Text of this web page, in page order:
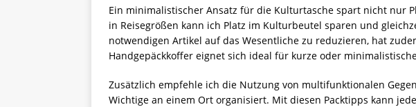
Ein minimalistischer Ansatz für die Kulturtasche spart nicht nur
in Reisegrößen kann ich Platz im Kulturbeutel sparen und
notwendigen Artikel auf das Wesentliche zu reduzieren, hat
Handgepäckkoffer eignet sich ideal für kurze oder
Zusätzlich empfehle ich die Nutzung von multifunktionalen
Wichtige an einem Ort organisiert. Mit diesen Packtipps kann